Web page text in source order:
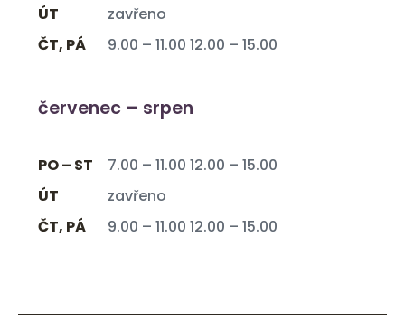
ÚT
zavřeno
ČT, PÁ
9.00 – 11.00 12.00 – 15.00
červenec – srpen
PO – ST
7.00 – 11.00 12.00 – 15.00
ÚT
zavřeno
ČT, PÁ
9.00 – 11.00 12.00 – 15.00